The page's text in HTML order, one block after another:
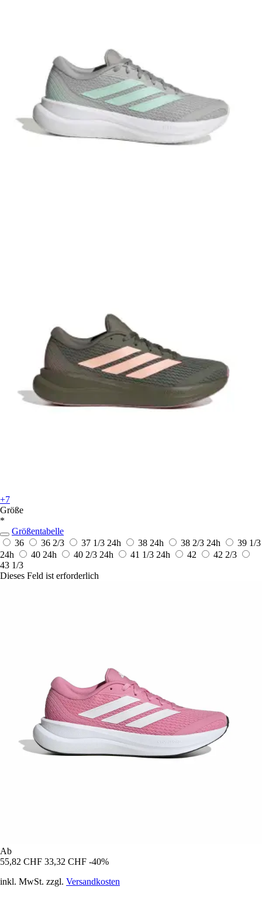
+7
Größe
*
Größentabelle
36
36 2/3 37 1/3 24h 38 24h 38 2/3 24h
39 1/3
24h
40 24h 40 2/3 24h 41 1/3 24h 42
42 2/3
43 1/3
Dieses Feld ist erforderlich
Ab
55,82 CHF 33,32 CHF -40%
inkl. MwSt. zzgl. Versandkosten